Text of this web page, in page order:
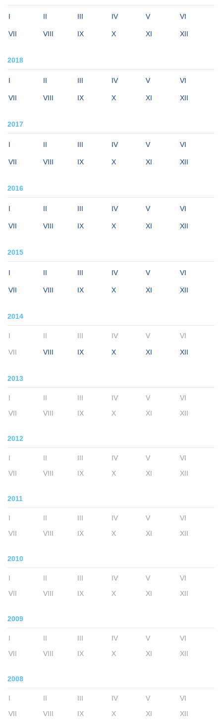
I II III IV V VI
VII VIII IX X XI XII
2018
I II III IV V VI
VII VIII IX X XI XII
2017
I II III IV V VI
VII VIII IX X XI XII
2016
I II III IV V VI
VII VIII IX X XI XII
2015
I II III IV V VI
VII VIII IX X XI XII
2014
I II III IV V VI
VII VIII IX X XI XII
2013
I II III IV V
VI
VII
VIII IX X XI XII
2012
I II III IV V
VI
VII
VIII IX X XI XII
2011
I II III IV V
VI
VII
VIII IX X XI XII
2010
I II III IV V
VI
VII
VIII IX X XI XII
2009
I II III IV V
VI
VII
VIII IX X XI XII
2008
I II III IV V
VI
VII
VIII IX X XI XII